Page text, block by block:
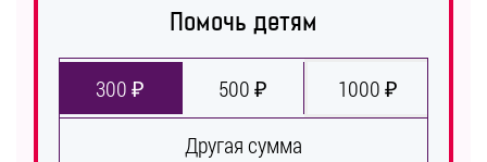
Помочь детям
300 ₽ 500 ₽
1000 ₽
Другая сумма